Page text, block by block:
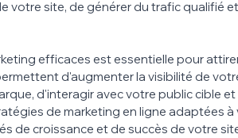
votre site, de générer du trafic qualifié
efficaces est essentielle pour
d'augmenter la visibilité de
d'interagir avec votre public cible et
de marketing en ligne adaptées
de croissance et de succès de votre